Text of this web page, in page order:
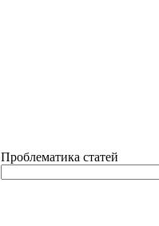
Проблематика статей